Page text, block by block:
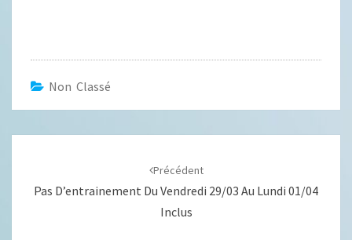
Non Classé
Précédent
Pas D’entrainement Du Vendredi 29/03 Au Lundi 01/04
Inclus